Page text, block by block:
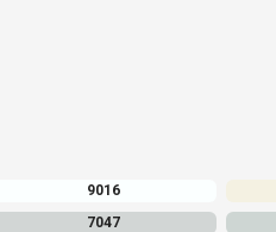
9016
7047